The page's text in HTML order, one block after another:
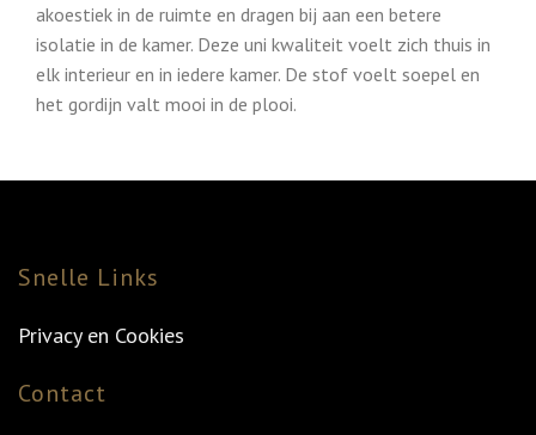
akoestiek in de ruimte en dragen bij aan een betere
isolatie in de kamer. Deze uni kwaliteit voelt zich thuis in
elk interieur en in iedere kamer. De stof voelt soepel en
het gordijn valt mooi in de plooi.
Snelle Links
Privacy en Cookies
Contact